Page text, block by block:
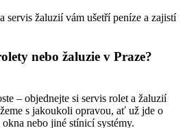
servis žaluzií vám ušetří peníze a zajistí
nebo žaluzie v Praze?
– objednejte si servis rolet a žaluzií
s jakoukoli opravou, ať už jde o
nebo jiné stínicí systémy.